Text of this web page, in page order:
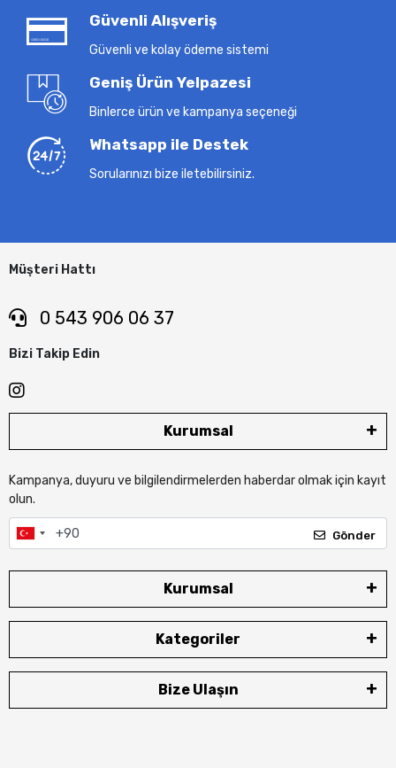
Güvenli Alışveriş
Güvenli ve kolay ödeme sistemi
Geniş Ürün Yelpazesi
Binlerce ürün ve kampanya seçeneği
Whatsapp ile Destek
Sorularınızı bize iletebilirsiniz.
Müşteri Hattı
0 543 906 06 37
Bizi Takip Edin
Kurumsal
Kampanya, duyuru ve bilgilendirmelerden haberdar olmak için kayıt
olun.
Gönder
Kurumsal
Kategoriler
Bize Ulaşın